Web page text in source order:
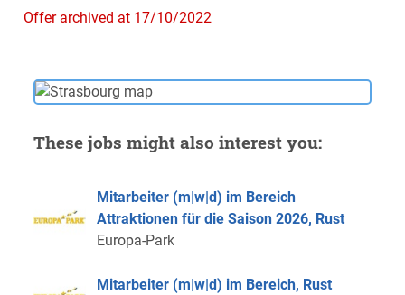
Offer archived at 17/10/2022
These jobs might also interest you:
Mitarbeiter (m|w|d) im Bereich
Attraktionen für die Saison 2026, Rust
Europa-Park
Mitarbeiter (m|w|d) im Bereich, Rust